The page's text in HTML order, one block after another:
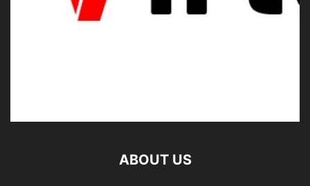
ABOUT US